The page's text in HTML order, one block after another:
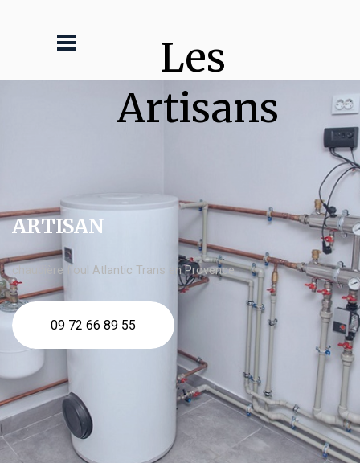
Les
Artisans
ARTISAN
chaudière fioul Atlantic Trans en Provence
09 72 66 89 55